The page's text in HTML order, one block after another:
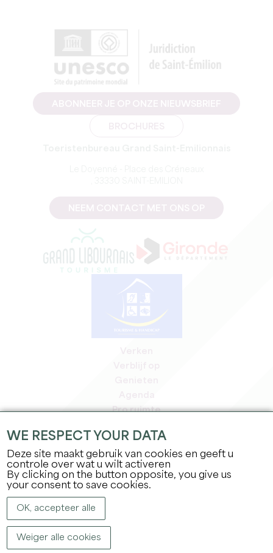
Pro ruimte
Pers ruimte
Banen & stages
Juridische informatie
Privacybeleid
WE RESPECT YOUR DATA
Deze site maakt gebruik van cookies en geeft u
controle over wat u wilt activeren
By clicking on the button opposite, you give us
your consent to save cookies.
OK, accepteer alle
Weiger alle cookies